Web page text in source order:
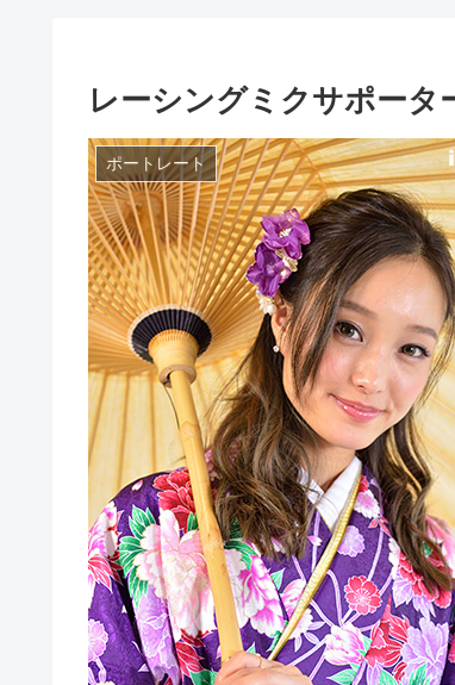
レーシングミクサポータ
ポートレート